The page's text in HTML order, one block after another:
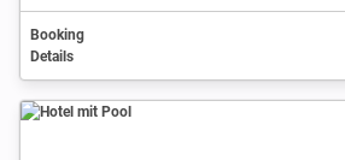
Booking
Details